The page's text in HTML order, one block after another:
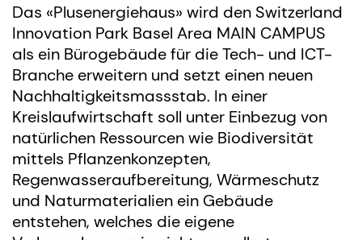
Das «Plusenergiehaus» wird den Switzerland
Innovation Park Basel Area MAIN CAMPUS
als ein Bürogebäude für die Tech- und ICT-
Branche erweitern und setzt einen neuen
Nachhaltigkeitsmassstab. In einer
Kreislaufwirtschaft soll unter Einbezug von
natürlichen Ressourcen wie Biodiversität
mittels Pflanzenkonzepten,
Regenwasseraufbereitung, Wärmeschutz
und Naturmaterialien ein Gebäude
entstehen, welches die eigene